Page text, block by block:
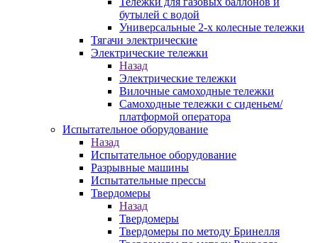
бутылей с водой
Универсальные 2-х колесные тележки
Тягачи электрические
Электрические тележки
Назад
Электрические тележки
Вилочные самоходные тележки
Самоходные тележки с сиденьем/
платформой оператора
Испытательное оборудование
Назад
Испытательное оборудование
Разрывные машины
Испытательные прессы
Твердомеры
Назад
Твердомеры
Твердомеры по методу Бринелля